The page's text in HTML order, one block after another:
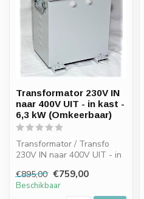
Transformator 230V IN
naar 400V UIT - in kast -
6,3 kW (Omkeerbaar)
Transformator / Transfo
230V IN naar 400V UIT - in
€895,00 €759,00
Beschikbaar